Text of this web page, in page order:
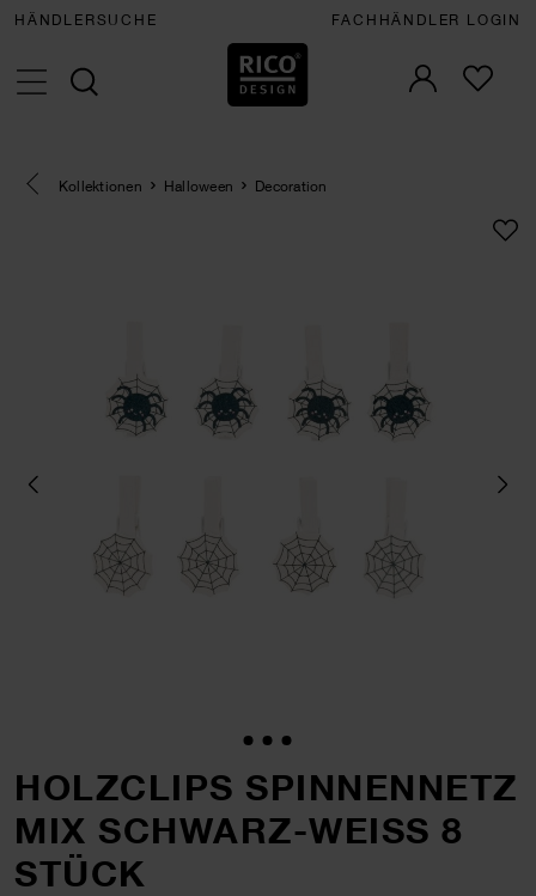
HÄNDLERSUCHE FACHHÄNDLER LOGIN
Eine Kategorie zurück navigieren
Kollektionen Halloween Decoration
HOLZCLIPS SPINNENNETZ
MIX SCHWARZ-WEISS 8 S
TÜCK